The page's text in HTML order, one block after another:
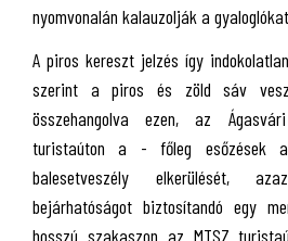
nyomvonalán kalauzolják a
A piros kereszt jelzés így
szerint a piros és zöld sáv
összehangolva ezen, az
turistaúton a - főleg esőzések
balesetveszély elkerülését,
bejárhatóságot biztosítandó egy
hosszú szakaszon az MTSZ